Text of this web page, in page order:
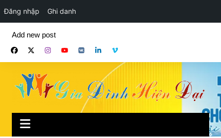
Đăng nhập Ghi danh
phần
Add new post